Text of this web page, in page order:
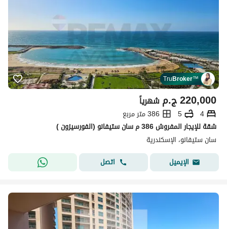
TruBroker™
ج.م220,000 شهرياً
4
5
386 متر مربع
شقة للإيجار المفروش 386 م سان ستيفانو (الفورسيزون )
سان ستيفانو، الإسكندرية
الإيميل
اتصل